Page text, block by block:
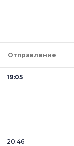
Отправление
19:05
20:46